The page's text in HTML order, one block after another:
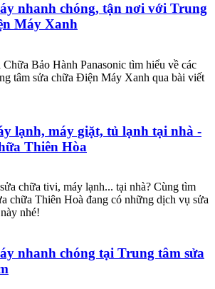
nhanh chóng, tận nơi với Trung
Máy Xanh
Bảo Hành Panasonic tìm hiểu về các
tâm sửa chữa Điện Máy Xanh qua bài viết
lạnh, máy giặt, tủ lạnh tại nhà -
Thiên Hòa
chữa tivi, máy lạnh... tại nhà? Cùng tìm
chữa Thiên Hoà đang có những dịch vụ sửa
nhé!
nhanh chóng tại Trung tâm sửa